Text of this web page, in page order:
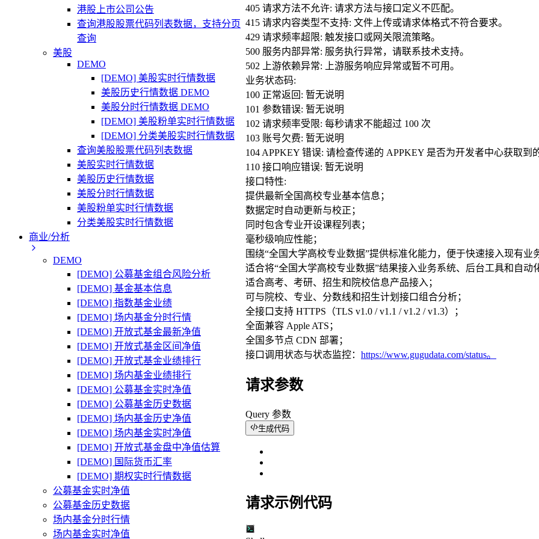
港股上市公司公告
查询港股股票代码列表数据，支持分页
查询
美股
DEMO
[DEMO] 美股实时行情数据
美股历史行情数据 DEMO
美股分时行情数据 DEMO
[DEMO] 美股粉单实时行情数据
[DEMO] 分类美股实时行情数据
查询美股股票代码列表数据
美股实时行情数据
美股历史行情数据
美股分时行情数据
美股粉单实时行情数据
分类美股实时行情数据
商业/分析
DEMO
[DEMO] 公募基金组合风险分析
[DEMO] 基金基本信息
[DEMO] 指数基金业绩
[DEMO] 场内基金分时行情
[DEMO] 开放式基金最新净值
[DEMO] 开放式基金区间净值
[DEMO] 开放式基金业绩排行
[DEMO] 场内基金业绩排行
[DEMO] 公募基金实时净值
[DEMO] 公募基金历史数据
[DEMO] 场内基金历史净值
[DEMO] 场内基金实时净值
[DEMO] 开放式基金盘中净值估算
[DEMO] 国际货币汇率
[DEMO] 期权实时行情数据
公募基金实时净值
公募基金历史数据
场内基金分时行情
场内基金实时净值
405 请求方法不允许: 请求方法与接口定义不匹配。
415 请求内容类型不支持: 文件上传或请求体格式不符合要求。
429 请求频率超限: 触发接口或网关限流策略。
500 服务内部异常: 服务执行异常，请联系技术支持。
502 上游依赖异常: 上游服务响应异常或暂不可用。
业务状态码:
100 正常返回: 暂无说明
101 参数错误: 暂无说明
102 请求频率受限: 每秒请求不能超过 100 次
103 账号欠费: 暂无说明
104 APPKEY 错误: 请检查传递的 APPKEY 是否为开发者中心获取到
110 接口响应错误: 暂无说明
接口特性:
提供最新全国高校专业基本信息；
数据定时自动更新与校正；
同时包含专业开设课程列表；
毫秒级响应性能；
围绕“全国大学高校专业数据”提供标准化能力，便于快速接入现有业
适合将“全国大学高校专业数据”结果接入业务系统、后台工具和自动
适合高考、考研、招生和院校信息产品接入；
可与院校、专业、分数线和招生计划接口组合分析；
全接口支持 HTTPS（TLS v1.0 / v1.1 / v1.2 / v1.3）；
全面兼容 Apple ATS；
全国多节点 CDN 部署；
接口调用状态与状态监控： https://www.gugudata.com/status。
请求参数
Query 参数
生成代码
请求示例代码